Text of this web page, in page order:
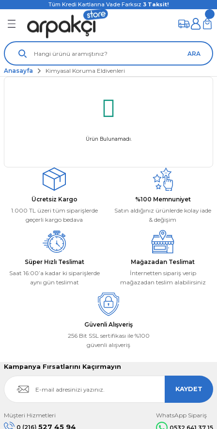
Tüm Kredi Kartlarına Vade Farksız 3 Taksit!
ARA
Anasayfa Kimyasal Koruma Eldivenleri
Ürün Bulunamadı.
Ücretsiz Kargo
1.000 TL üzeri tüm siparişlerde
geçerli kargo bedava
%100 Memnuniyet
Satın aldığınız ürünlerde kolay iade
& değişim
Süper Hızlı Teslimat
Saat 16:00’a kadar ki siparişlerde
aynı gün teslimat
Mağazadan Teslimat
İnternetten sipariş verip
mağazadan teslim alabilirsiniz
Güvenli Alışveriş
256 Bit SSL sertifikası ile %100
güvenli alışveriş
Kampanya Fırsatlarını Kaçırmayın
KAYDET
Müşteri Hizmetleri
0 (216) 527 45 94
WhatsApp Sipariş
0532 641 37 15